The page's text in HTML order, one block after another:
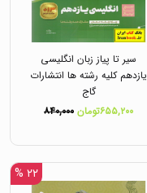
سیر تا پیاز زبان انگلیسی
یازدهم کلیه رشته ها انتشارات
گاج
۶۵۵,۲۰۰تومان
۸۴۰,۰۰۰
۲۲ %